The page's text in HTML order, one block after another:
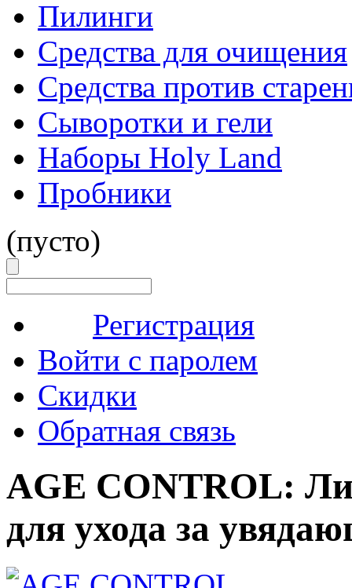
Пилинги
Средства для очищения
Средства против
Сыворотки и гели
Наборы Holy Land
Пробники
(пусто)
Регистрация
Войти с паролем
Скидки
Обратная связь
AGE CONTROL:
для ухода за